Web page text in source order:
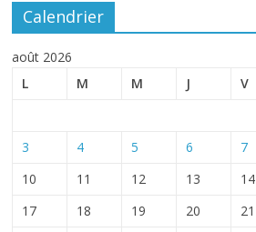
Calendrier
août 2026
L
M M J V
3
4 5 6 7
10
11 12 13 14
17
18 19 20 21